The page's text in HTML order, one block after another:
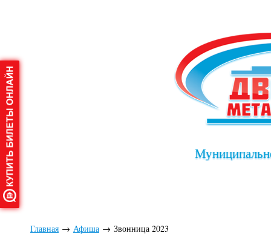
Главная → Афиша → Звонница 2023